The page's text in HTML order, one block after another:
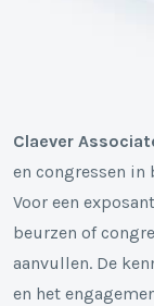
Claever
en congressen in
Voor een
beurzen of
aanvullen. De
en het